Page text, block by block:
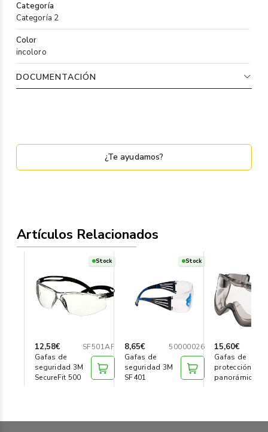
Categoría
Categoría 2
Color
incoloro
DOCUMENTACIÓN
¿Te ayudamos?
Artículos Relacionados
Stock
12,58€
SF501AF
Gafas de
seguridad 3M
SecureFit 500
Stock
8,65€
50000026
Gafas de
seguridad 3M
SF401
15,60€
Gafas de
protección
panorámica